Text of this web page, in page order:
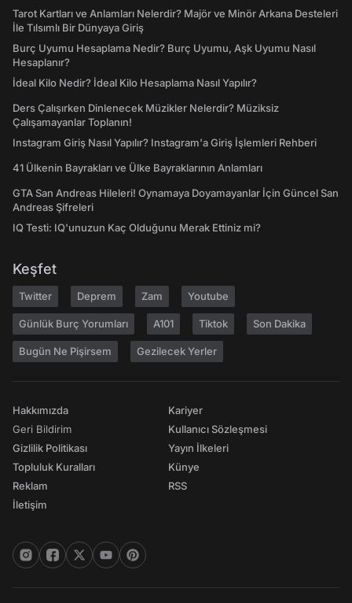
Tarot Kartları ve Anlamları Nelerdir? Majör ve Minör Arkana Desteleri
İle Tılsımlı Bir Dünyaya Giriş
Burç Uyumu Hesaplama Nedir? Burç Uyumu, Aşk Uyumu Nasıl
Hesaplanır?
İdeal Kilo Nedir? İdeal Kilo Hesaplama Nasıl Yapılır?
Ders Çalışırken Dinlenecek Müzikler Nelerdir? Müziksiz
Çalışamayanlar Toplanın!
Instagram Giriş Nasıl Yapılır? Instagram'a Giriş İşlemleri Rehberi
41 Ülkenin Bayrakları ve Ülke Bayraklarının Anlamları
GTA San Andreas Hileleri! Oynamaya Doyamayanlar İçin Güncel San
Andreas Şifreleri
IQ Testi: IQ'unuzun Kaç Olduğunu Merak Ettiniz mi?
Keşfet
Twitter Deprem Zam Youtube
Günlük Burç Yorumları A101 Tiktok Son Dakika
Bugün Ne Pişirsem Gezilecek Yerler
Hakkımızda
Geri Bildirim
Gizlilik Politikası
Topluluk Kuralları
Reklam
İletişim
Kariyer
Kullanıcı Sözleşmesi
Yayın İlkeleri
Künye
RSS